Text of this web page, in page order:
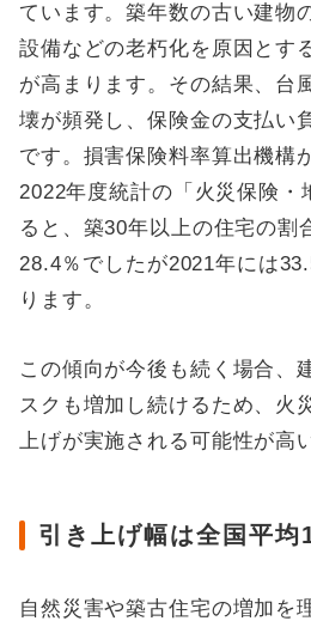
ています。築年数の古い建物
設備などの老朽化を原因とす
が高まります。その結果、台
壊が頻発し、保険金の支払い
です。損害保険料率算出機構
2022年度統計の「火災保険・
ると、築30年以上の住宅の割
28.4％でしたが2021年には
ります。
この傾向が今後も続く場合、
スクも増加し続けるため、火
上げが実施される可能性が高
引き上げ幅は全国平均
自然災害や築古住宅の増加を